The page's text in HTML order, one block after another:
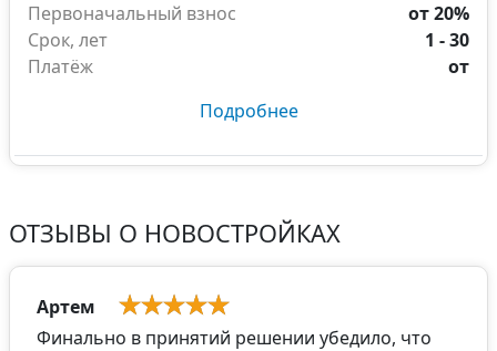
Первоначальный взнос
от 20%
Срок, лет
1 - 30
Платёж
от
Подробнее
ОТЗЫВЫ О НОВОСТРОЙКАХ
Артем
Финально в принятий решении убедило, что